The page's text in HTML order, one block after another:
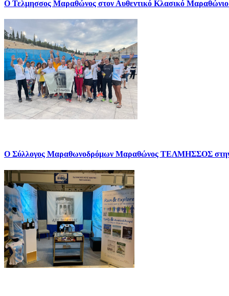
Ο Τελμησσος Μαραθώνος στον Αυθεντικό Κλασικό
Ο Σύλλογος Μαραθωνοδρόμων Μαραθώνος ΤΕΛΜΗΣΣΟΣ